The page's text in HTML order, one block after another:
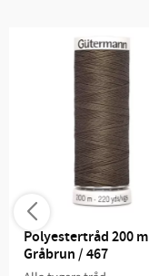
Polyestertråd 200 m
Gråbrun / 467